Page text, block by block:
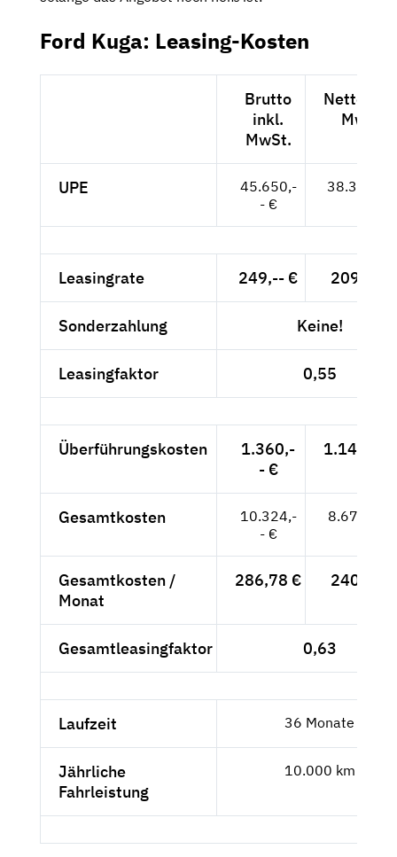
Ford Kuga: Leasing-Kosten
Brutto
inkl.
MwSt.
Netto
MwSt.
UPE
45.650,-
- €
38.361,--
Leasingrate 249,-- € 209,24 €
Sonderzahlung Keine!
Leasingfaktor 0,55
Überführungskosten
1.360,-
- €
1.142,86
Gesamtkosten
10.324,-
- €
8.675,63
Gesamtkosten /
Monat
286,78 € 240,99 €
Gesamtleasingfaktor 0,63
Laufzeit 36 Monate
Jährliche
Fahrleistung
10.000 km